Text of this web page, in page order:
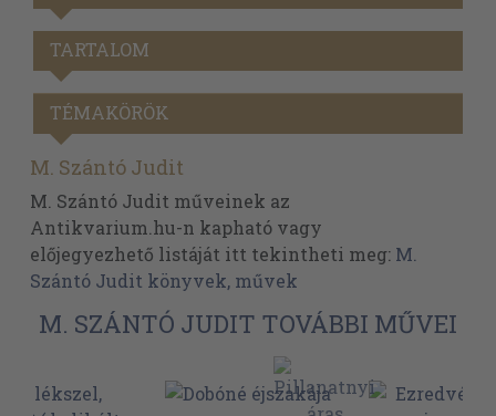
TARTALOM
TÉMAKÖRÖK
M. Szántó Judit
M. Szántó Judit műveinek az
Antikvarium.hu-n kapható vagy
előjegyezhető listáját itt tekintheti meg: M.
Szántó Judit könyvek, művek
M. SZÁNTÓ JUDIT TOVÁBBI MŰVEI